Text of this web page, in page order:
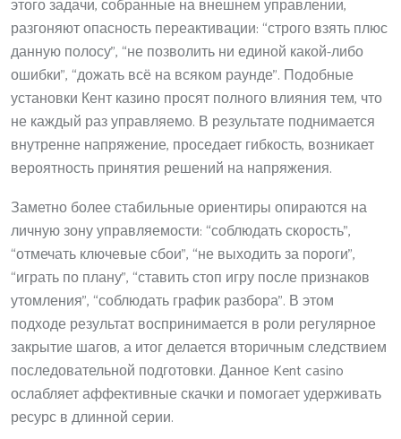
этого задачи, собранные на внешнем управлении,
разгоняют опасность переактивации: “строго взять плюс
данную полосу”, “не позволить ни единой какой-либо
ошибки”, “дожать всё на всяком раунде”. Подобные
установки Кент казино просят полного влияния тем, что
не каждый раз управляемо. В результате поднимается
внутренне напряжение, проседает гибкость, возникает
вероятность принятия решений на напряжения.
Заметно более стабильные ориентиры опираются на
личную зону управляемости: “соблюдать скорость”,
“отмечать ключевые сбои”, “не выходить за пороги”,
“играть по плану”, “ставить стоп игру после признаков
утомления”, “соблюдать график разбора”. В этом
подходе результат воспринимается в роли регулярное
закрытие шагов, а итог делается вторичным следствием
последовательной подготовки. Данное Kent casino
ослабляет аффективные скачки и помогает удерживать
ресурс в длинной серии.